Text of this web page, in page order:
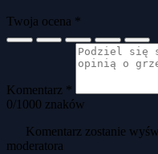
Twoja ocena *
Komentarz *
0/1000 znaków
Komentarz zostanie
moderatora